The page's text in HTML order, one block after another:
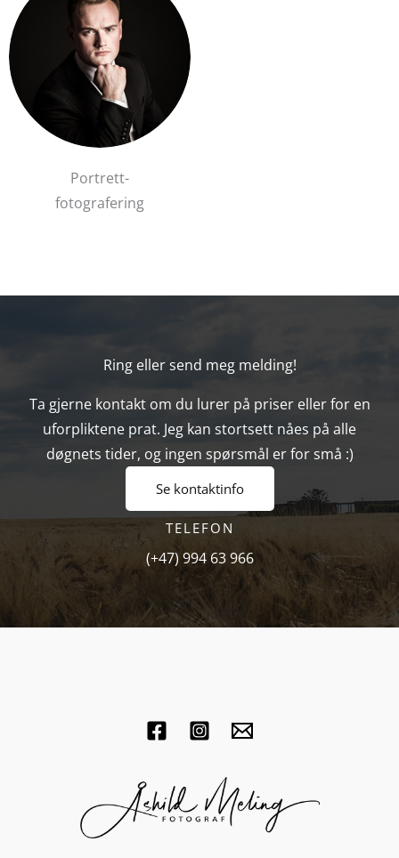
Portrett-
fotografering
Ring eller send meg melding!
Ta gjerne kontakt om du lurer på priser eller for en
uforpliktene prat. Jeg kan stortsett nåes på alle
døgnets tider, og ingen spørsmål er for små :)
Se kontaktinfo
TELEFON
(+47) 994 63 966